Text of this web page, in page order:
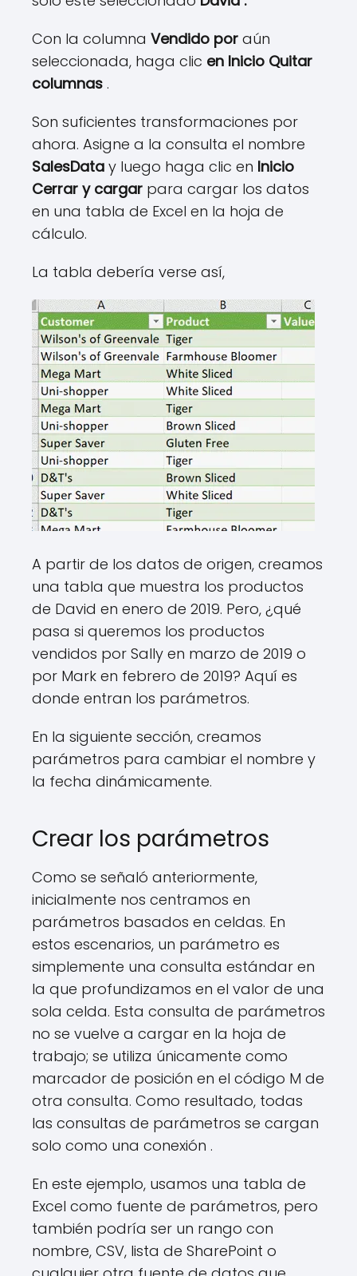
Con la columna Vendido por aún
seleccionada, haga clic en Inicio Quitar
columnas .
Son suficientes transformaciones por
ahora. Asigne a la consulta el nombre
SalesData y luego haga clic en Inicio
Cerrar y cargar para cargar los datos
en una tabla de Excel en la hoja de
cálculo.
La tabla debería verse así,
A partir de los datos de origen, creamos
una tabla que muestra los productos
de David en enero de 2019. Pero, ¿qué
pasa si queremos los productos
vendidos por Sally en marzo de 2019 o
por Mark en febrero de 2019? Aquí es
donde entran los parámetros.
En la siguiente sección, creamos
parámetros para cambiar el nombre y
la fecha dinámicamente.
Crear los parámetros
Como se señaló anteriormente,
inicialmente nos centramos en
parámetros basados ​​en celdas. En
estos escenarios, un parámetro es
simplemente una consulta estándar en
la que profundizamos en el valor de una
sola celda. Esta consulta de parámetros
no se vuelve a cargar en la hoja de
trabajo; se utiliza únicamente como
marcador de posición en el código M de
otra consulta. Como resultado, todas
las consultas de parámetros se cargan
solo como una conexión .
En este ejemplo, usamos una tabla de
Excel como fuente de parámetros, pero
también podría ser un rango con
nombre, CSV, lista de SharePoint o